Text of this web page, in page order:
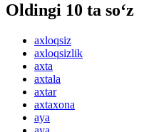
Oldingi 10 ta so‘z
axloqsiz
axloqsizlik
axta
axtala
axtar
axtaxona
aya